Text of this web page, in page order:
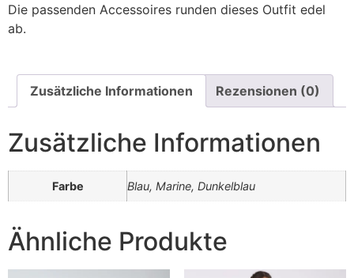
Die passenden Accessoires runden dieses Outfit edel
ab.
Zusätzliche Informationen Rezensionen (0)
Zusätzliche Informationen
Farbe Blau, Marine, Dunkelblau
Ähnliche Produkte